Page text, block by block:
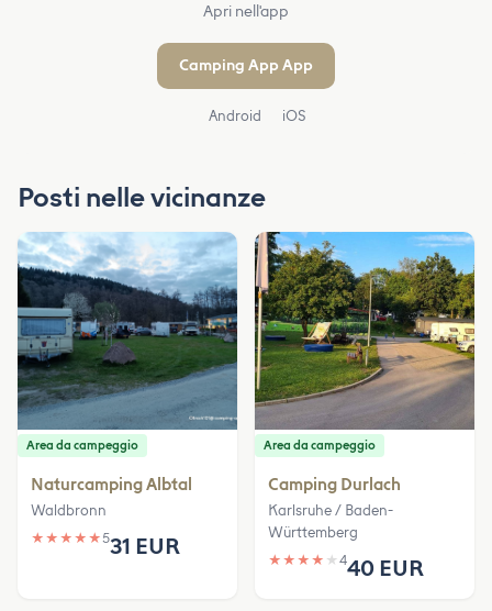
Apri nell'app
Camping App App
Android iOS
Posti nelle vicinanze
Area da campeggio
Naturcamping Albtal
Waldbronn
★ ★ ★ ★ ★531 EUR
Area da campeggio
Camping Durlach
Karlsruhe / Baden-
Württemberg
★ ★ ★ ★ ★ 440 EUR